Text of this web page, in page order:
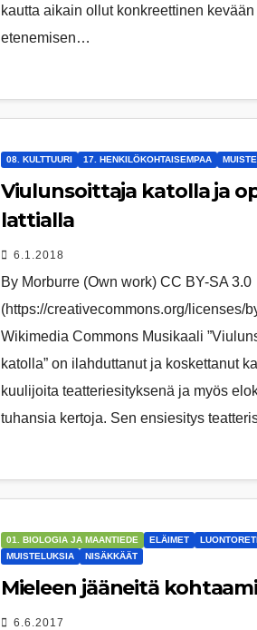
kautta aikain ollut konkreettinen kevään
etenemisen…
08. KULTTUURI 17. HENKILÖKOHTAISEMPAA
Viulunsoittaja katolla ja
lattialla
6.1.2018
By Morburre (Own work) CC BY-SA 3.0
(https://creativecommons.org/licenses/
Wikimedia Commons Musikaali
katolla” on ilahduttanut ja koskettanut
kuulijoita teatteriesityksenä ja myös
tuhansia kertoja. Sen ensiesitys
01. BIOLOGIA JA MAANTIEDE ELÄIMET
MUISTELUKSIA
NISÄKKÄÄT
Mieleen jääneitä
6.6.2017